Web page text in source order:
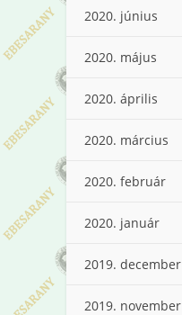
2020. június
2020. május
2020. április
2020. március
2020. február
2020. január
2019. december
2019. november